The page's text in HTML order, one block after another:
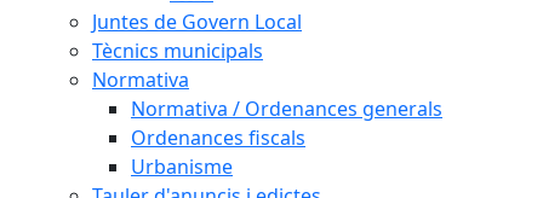
Juntes de Govern Local
Tècnics municipals
Normativa
Normativa / Ordenances generals
Ordenances fiscals
Urbanisme